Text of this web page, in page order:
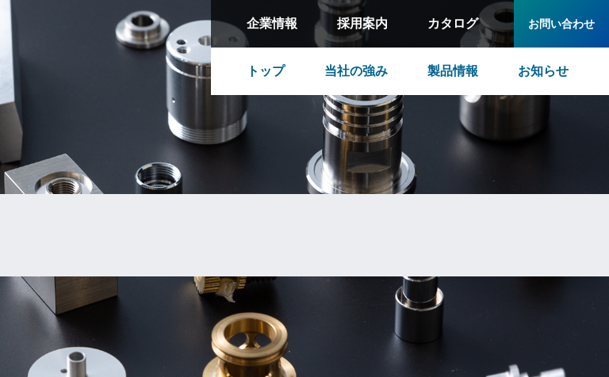
トップ 当社の強み 製品情報 お知らせ
企業情報 採用案内 カタログ お問い合わせ